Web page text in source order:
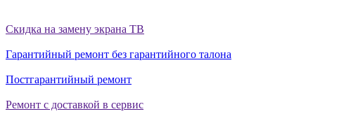
Скидка на замену экрана ТВ
Гарантийный ремонт без гарантийного талона
Постгарантийный ремонт
Ремонт с доставкой в сервис